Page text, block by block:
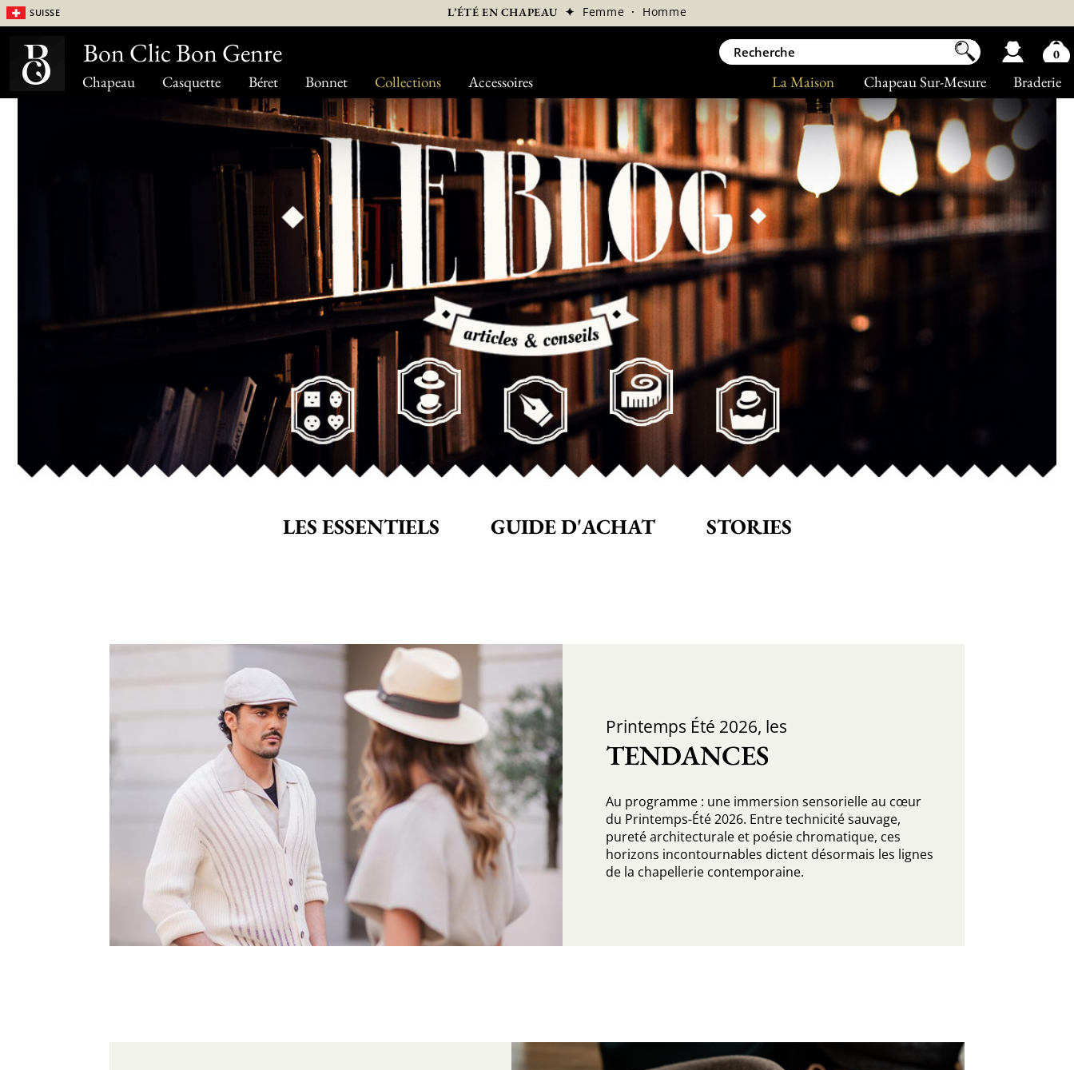
Chapeau Casquette Béret Bonnet Collections Accessoires Braderie
Chapeau Sur-Mesure
La Maison
Suisse L’ÉTÉ EN CHAPEAU ✦ Femme · Homme
LES ESSENTIELS GUIDE D'ACHAT STORIES
Printemps Été 2026, les
TENDANCES
Au programme : une immersion sensorielle au cœur
du Printemps-Été 2026. Entre technicité sauvage,
pureté architecturale et poésie chromatique, ces
horizons incontournables dictent désormais les lignes
de la chapellerie contemporaine.
Bon Clic Bon Genre 0